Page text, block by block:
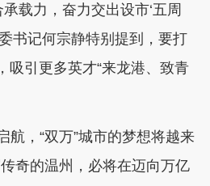
载力，奋力交出设市‘五周
书记何宗静特别提到，要打
吸引更多英才“来龙港、致青
航，“双万”城市的梦想将越来
奇的温州，必将在迈向万亿